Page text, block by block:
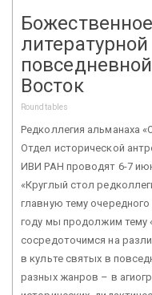
Восток
Roundtables
Редколлегия альманаха
Отдел исторической
ИВИ РАН проводят 6-7
«Круглый стол
главную тему
году мы продолжим тему
сосредоточимся на
в культе святых в
разных жанров – в